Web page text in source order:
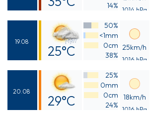
32°C
14% 1014 hPa
19.08
25°C
24°C
50%
<1mm
0cm
38%
25km/h
1016 hPa
20.08
29°C
25%
0mm
0cm
24%
18km/h
1016 hPa